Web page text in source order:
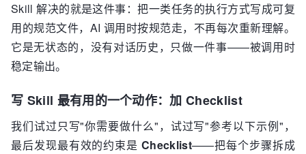
Skill 解决的就是这件事：把一类任务的执行方式写成可复
用的规范文件，AI 调用时按规范走，不再每次重新理解。
它是无状态的，没有对话历史，只做一件事——被调用时
稳定输出。
写 Skill 最有用的一个动作：加 Checklist
我们试过只写"你需要做什么"，试过写"参考以下示例"，
最后发现最有效的约束是Checklist——把每个步骤拆成